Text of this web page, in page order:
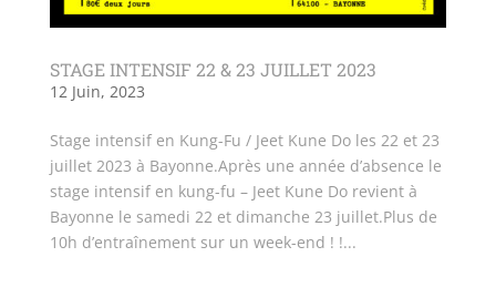
STAGE INTENSIF 22 & 23 JUILLET 2023
12 Juin, 2023
Stage intensif en Kung-Fu / Jeet Kune Do les 22 et 23
juillet 2023 à Bayonne.Après une année d’absence le
stage intensif en kung-fu – Jeet Kune Do revient à
Bayonne le samedi 22 et dimanche 23 juillet.Plus de
10h d’entraînement sur un week-end ! !...